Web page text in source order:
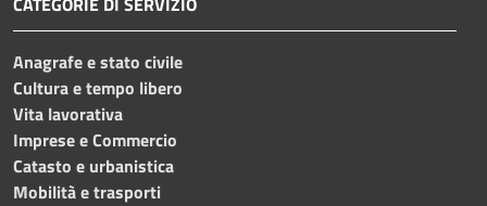
Anagrafe e stato civile
Cultura e tempo libero
Vita lavorativa
Imprese e Commercio
Catasto e urbanistica
Mobilità e trasporti